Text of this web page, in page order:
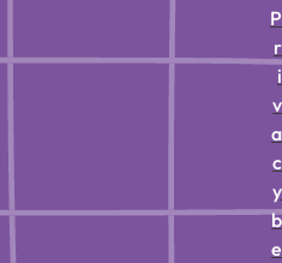
P
r
i
v
a
c
y
b
e